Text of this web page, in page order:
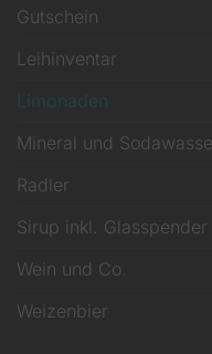
Gutschein
Leihinventar
Limonaden
Mineral und
Radler
Sirup inkl. Glasspender
Wein und Co.
Weizenbier